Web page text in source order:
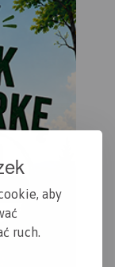
aby
ruch.